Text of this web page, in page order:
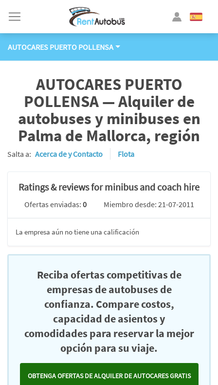
AUTOCARES PUERTO POLLENSA
AUTOCARES PUERTO
POLLENSA — Alquiler de
autobuses y minibuses en
Palma de Mallorca, región
Salta a: Acerca de y Contacto Flota
Ratings & reviews for minibus and coach hire
Ofertas enviadas: 0 Miembro desde: 21-07-2011
La empresa aún no tiene una calificación
Reciba ofertas competitivas de
empresas de autobuses de
confianza. Compare costos,
capacidad de asientos y
comodidades para reservar la mejor
opción para su viaje.
OBTENGA OFERTAS DE ALQUILER DE AUTOCARES GRATIS